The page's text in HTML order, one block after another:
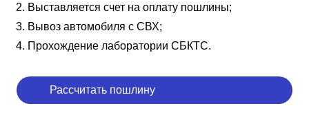
Выставляется счет на оплату пошлины;
Вывоз автомобиля с СВХ;
Прохождение лаборатории СБКТС.
Рассчитать пошлину